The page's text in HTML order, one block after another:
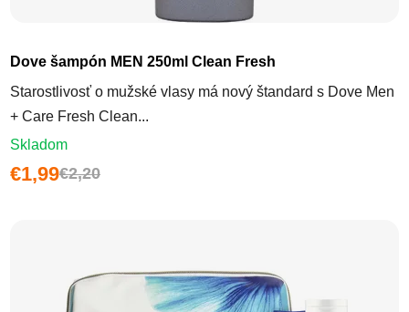
Dove šampón MEN 250ml Clean Fresh
Starostlivosť o mužské vlasy má nový štandard s Dove Men
+ Care Fresh Clean...
Skladom
€1,99€2,20